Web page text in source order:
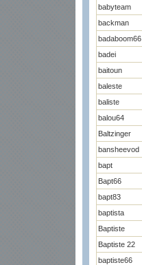
babyteam
backman
badaboom66
badei
baitoun
baleste
baliste
balou64
Baltzinger
bansheevod
bapt
Bapt66
bapt83
baptista
Baptiste
Baptiste 22
baptiste66